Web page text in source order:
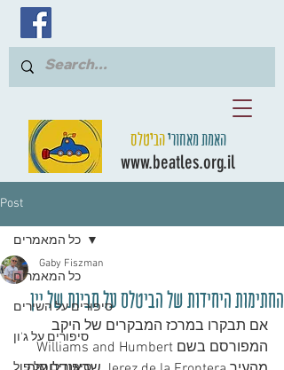
האמת מאחוריהביטלס
www.beatles.org.il
Post
כל המאמרים
סיפורים על השירים
סיפורים על ג'ון
כל המאמרים
החתימות היחידות של הביטלס על חביות של יין
Gaby Fiszman
אם תבקרו במרכז המבקרים של היקב